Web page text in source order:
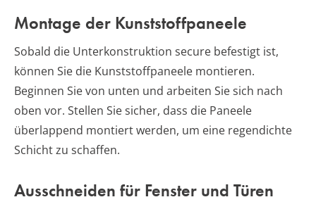
Montage der Kunststoffpaneele
Sobald die Unterkonstruktion secure befestigt ist,
können Sie die Kunststoffpaneele montieren.
Beginnen Sie von unten und arbeiten Sie sich nach
oben vor. Stellen Sie sicher, dass die Paneele
überlappend montiert werden, um eine regendichte
Schicht zu schaffen.
Ausschneiden für Fenster und Türen